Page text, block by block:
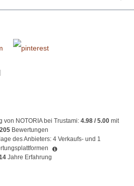
von NOTORIA bei Trustami: 4.98 / 5.00mit
Bewertungen
des Anbieters: 4 Verkaufs- und 1
Jahre Erfahrung